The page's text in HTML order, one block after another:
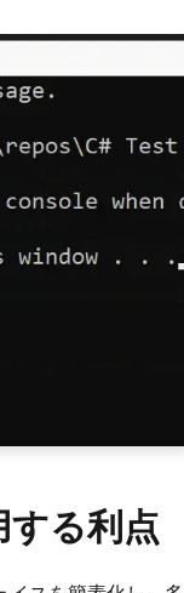
する利点